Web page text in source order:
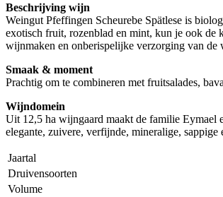
Beschrijving wijn
Weingut Pfeffingen Scheurebe Spätlese is
exotisch fruit, rozenblad en mint, kun je ook de
wijnmaken en onberispelijke verzorging van
Smaak & moment
Prachtig om te combineren met fruitsalades,
Wijndomein
Uit 12,5 ha wijngaard maakt de familie Eymael
elegante, zuivere, verfijnde, mineralige, sappige
Jaartal
Druivensoorten
Volume